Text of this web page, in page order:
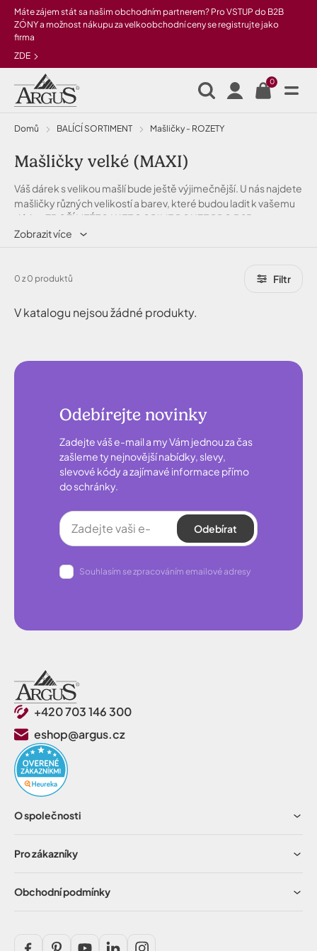
Přeskočit na hlavní obsah
Máte zájem stát sa našim obchodním partnerem? Pro VSTUP do B2B
ZÓNY a možnost nákupu za velkoobchodní ceny se registrujte jako
firma
ZDE
0
Domů BALÍCÍ SORTIMENT Mašličky - ROZETY
Mašličky velké (MAXI)
Váš dárek s velikou mašlí bude ještě výjimečnější. U nás najdete
mašličky různých velikostí a barev, které budou ladit k vašemu
dárku. ZBOŽÍ V TÉTO KATEGORII JE POUZE PRO B2B
PARTNERY PO PŘIHLÁŠENÍ SE DO B2B ZÓNY.
Zobrazit více
0 z 0 produktů Filtr
V katalogu nejsou žádné produkty.
Odebírejte novinky
Zadejte váš e-mail a my Vám jednou za čas
zašleme ty nejnovější nabídky, slevy,
slevové kódy a zajímavé informace přímo
do schránky.
Odebírat
Souhlasím se zpracováním emailové adresy
+420 703 146 300
eshop@argus.cz
O společnosti
Pro zákazníky
Obchodní podmínky